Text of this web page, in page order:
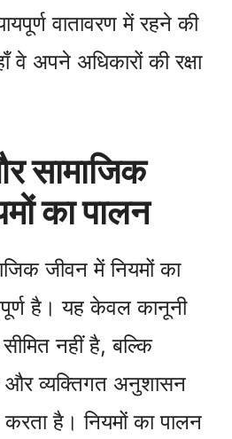
वातावरण में रहने की
वे अपने अधिकारों की रक्षा
सामाजिक
का पालन
जीवन में नियमों का
है। यह केवल कानूनी
नहीं है, बल्कि
और व्यक्तिगत अनुशासन
करता है। नियमों का पालन